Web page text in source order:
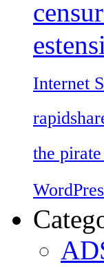
Internet
the